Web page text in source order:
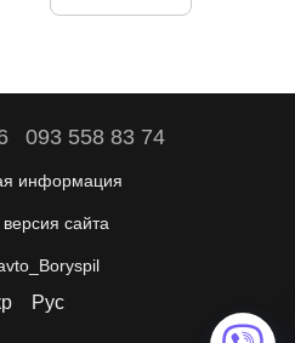
093 558 83 74
информация
сайта
Рус